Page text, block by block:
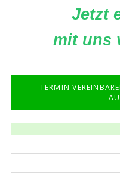
Jetzt
mit uns
TERMIN